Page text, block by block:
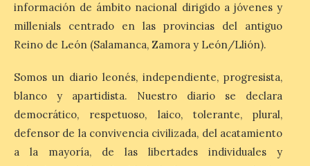
8 Ago 2026
La muestra, que podrá
próximo 4 de octubre,
plantea tanto los temas
que más preocupaban y
fascinaban a este autor de talla
internacional como las múltiples técnicas
que usó y sus sólidos vínculos con la
Montaña Occidental. […]
información de ámbito nacional dirigido a jóvenes y
millenials centrado en las provincias del antiguo
Reino de León (Salamanca, Zamora y León/Llión).
Somos un diario leonés, independiente, progresista,
blanco y apartidista. Nuestro diario se declara
democrático, respetuoso, laico, tolerante, plural,
defensor de la convivencia civilizada, del acatamiento
a la mayoría, de las libertades individuales y